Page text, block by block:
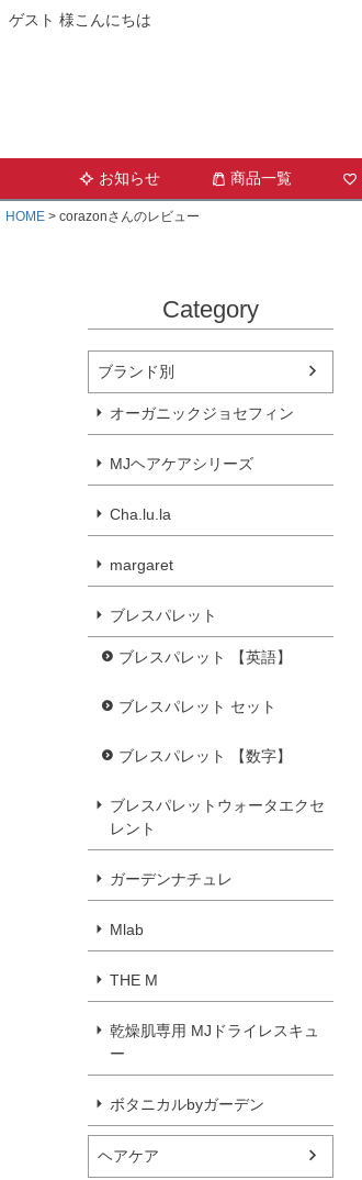
ゲスト 様こんにちは
お知らせ 商品一覧
HOME corazonさんのレビュー
Category
ブランド別
オーガニックジョセフィン
MJヘアケアシリーズ
Cha.lu.la
margaret
ブレスパレット
ブレスパレット 【英語】
ブレスパレット セット
ブレスパレット 【数字】
ブレスパレットウォータエクセ
レント
ガーデンナチュレ
Mlab
THE M
乾燥肌専用 MJドライレスキュ
ー
ボタニカルbyガーデン
ヘアケア